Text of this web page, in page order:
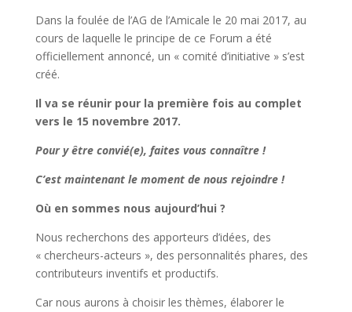
Dans la foulée de l’AG de l’Amicale le 20 mai 2017, au
cours de laquelle le principe de ce Forum a été
officiellement annoncé, un « comité d’initiative » s’est
créé.
Il va se réunir pour la première fois au complet
vers le 15 novembre 2017.
Pour y être convié(e), faites vous connaître !
C’est maintenant le moment de nous rejoindre !
Où en sommes nous aujourd’hui ?
Nous recherchons des apporteurs d’idées, des
« chercheurs-acteurs », des personnalités phares, des
contributeurs inventifs et productifs.
Car nous aurons à choisir les thèmes, élaborer le